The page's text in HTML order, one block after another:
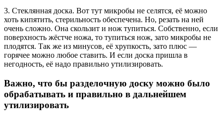
3. Стеклянная доска. Вот тут микробы не селятся, её можно
хоть кипятить, стерильность обеспечена. Но, резать на ней
очень сложно. Она скользит и нож тупиться. Собственно, если
поверхность жёстче ножа, то тупиться нож, зато микробы не
плодятся. Так же из минусов, её хрупкость, зато плюс —
горячее можно любое ставить. И если доска пришла в
негодность, её надо правильно утилизировать.
Важно, что бы разделочную доску можно было
обрабатывать и правильно в дальнейшем
утилизировать